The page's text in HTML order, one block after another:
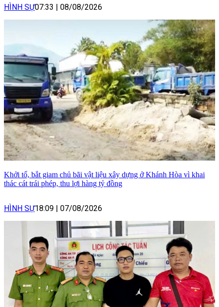
HÌNH SỰ07:33 | 08/08/2026
Khởi tố, bắt giam chủ bãi vật liệu xây dựng ở Khánh Hòa vì khai
thác cát trái phép, thu lợi hàng tỷ đồng
HÌNH SỰ18:09 | 07/08/2026